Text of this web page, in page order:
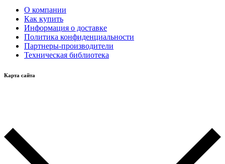
О компании
Как купить
Информация о доставке
Политика конфиденциальности
Партнеры-производители
Техническая библиотека
Карта сайта